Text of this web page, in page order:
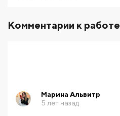
Комментарии к работе
Марина Альвитр
5 лет назад